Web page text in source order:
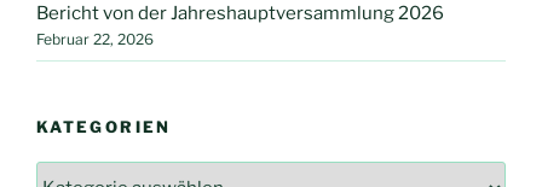
Bericht von der Jahreshauptversammlung 2026
Februar 22, 2026
KATEGORIEN